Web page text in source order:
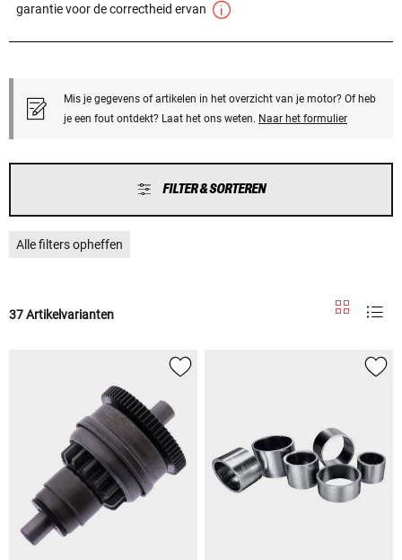
garantie voor de correctheid ervan
Mis je gegevens of artikelen in het overzicht van je motor? Of heb
je een fout ontdekt? Laat het ons weten. Naar het formulier
FILTER & SORTEREN
Alle filters opheffen
37 Artikelvarianten